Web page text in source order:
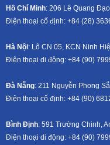
Hồ Chí Minh: 206 Lê Quang
Điện thoại cố định: +84 (28)
Hà Nội: Lô CN 05, KCN Ninh
Điện thoại di động: +84 (90)
Đà Nẵng: 211 Nguyễn Phong
Điện thoại cố định: +84 (90)
Bình Định: 591 Trường Chinh,
Điện thoại di động: +84 (90)